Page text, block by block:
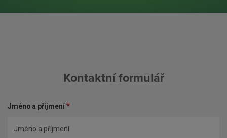
Kontaktní formulář
Jméno a příjmení*